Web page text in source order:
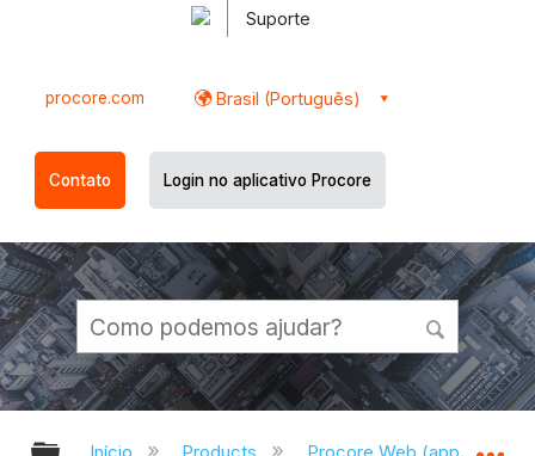
Suporte
procore.com Brasil (Português)
Contato Login no aplicativo Procore